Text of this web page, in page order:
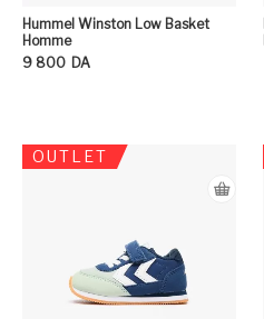
Hummel Winston Low Basket
Homme
9 800 DA
OUTLET